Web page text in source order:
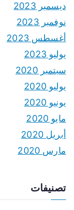
ديسمبر 2023
نوفمبر 2023
أغسطس 2023
يوليو 2023
سبتمبر 2020
يوليو 2020
يونيو 2020
مايو 2020
أبريل 2020
مارس 2020
تصنيفات